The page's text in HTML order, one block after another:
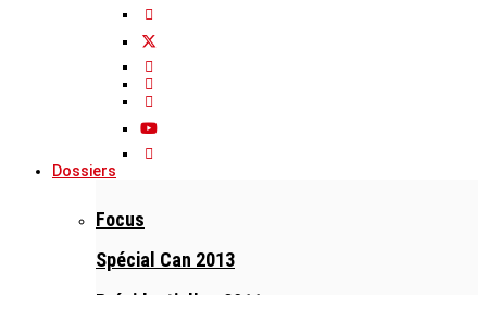
Dossiers
Focus
Spécial Can 2013
Présidentielles 2011